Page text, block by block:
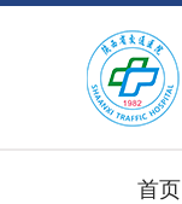
首页